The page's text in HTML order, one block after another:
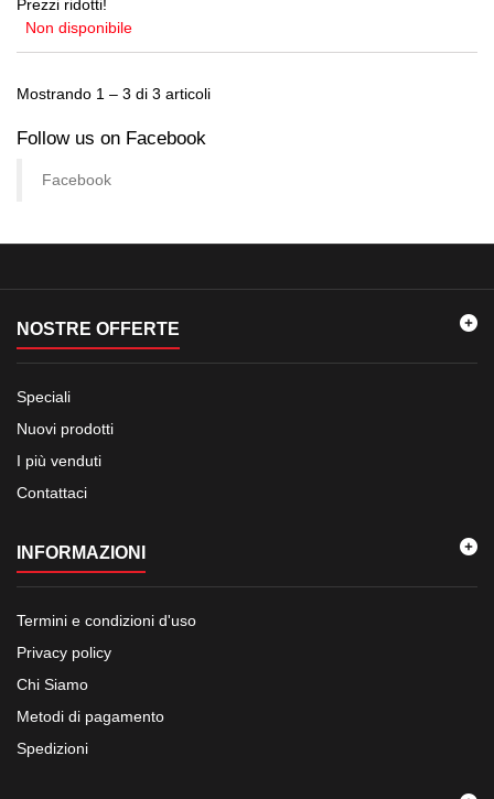
Prezzi ridotti!
Non disponibile
Mostrando 1 – 3 di 3 articoli
Follow us on Facebook
Facebook
NOSTRE OFFERTE
Speciali
Nuovi prodotti
I più venduti
Contattaci
INFORMAZIONI
Termini e condizioni d'uso
Privacy policy
Chi Siamo
Metodi di pagamento
Spedizioni